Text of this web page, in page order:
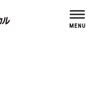
MENU